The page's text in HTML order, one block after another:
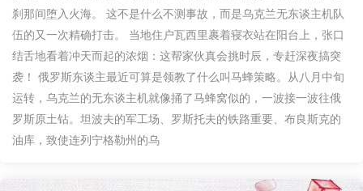
刹那间堕入火海。 这不是什么不测事故，而是乌克兰无东谈主机队
伍的又一次精确打击。 当地住户瓦西里裹着寝衣站在阳台上，张口
结舌地看着冲天而起的浓烟：这帮家伙真会挑时辰，专赶深夜搞突
袭！ 俄罗斯东谈主最近可算是领教了什么叫马蜂策略。从八月中旬
运转，乌克兰的无东谈主机就像捅了马蜂窝似的，一波接一波往俄
罗斯原土钻。坦波夫的军工场、罗斯托夫的铁路重要、布良斯克的
油库，致使连列宁格勒州的乌